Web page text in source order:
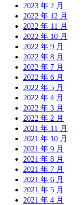
2023 年 2 月
2022 年 12 月
2022 年 11 月
2022 年 10 月
2022 年 9 月
2022 年 8 月
2022 年 7 月
2022 年 6 月
2022 年 5 月
2022 年 4 月
2022 年 3 月
2022 年 2 月
2021 年 11 月
2021 年 10 月
2021 年 9 月
2021 年 8 月
2021 年 7 月
2021 年 6 月
2021 年 5 月
2021 年 4 月